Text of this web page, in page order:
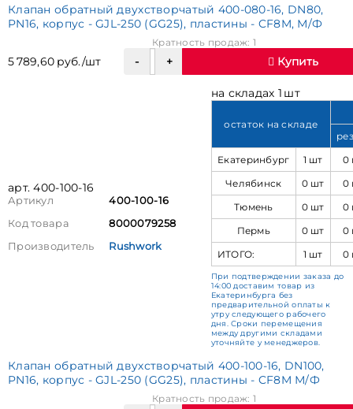
Клапан обратный двухстворчатый 400-080-16, DN80,
PN16, корпус - GJL-250 (GG25), пластины - CF8M, М/Ф
5 789,60 руб./шт
Кратность продаж: 1
Купить
арт. 400-100-16
Артикул
400-100-16
Код товара
8000079258
Производитель
Rushwork
на складах 1 шт
остаток на складе
Екатеринбург
1 шт
0
Челябинск
0 шт
0
Тюмень
0 шт
0
Пермь
0 шт
0
ИТОГО:
1 шт 0
При подтверждении заказа до
14:00 доставим товар из
Екатеринбурга без
предварительной оплаты к
утру следующего рабочего
дня. Сроки перемещения
между другими складами
уточняйте у менеджеров.
Клапан обратный двухстворчатый 400-100-16, DN100,
PN16, корпус - GJL-250 (GG25), пластины - CF8M М/Ф
Кратность продаж: 1